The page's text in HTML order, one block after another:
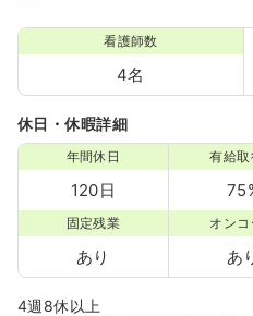
看護師数
4名
休日・休暇詳細
年間休日
120日
有給取
固定残業
あり
オン
あ
4週8休以上